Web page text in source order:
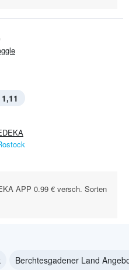
APP 0.99 € versch. Sorten
Berchtesgadener Land